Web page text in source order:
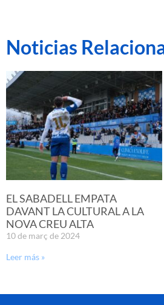
Noticias
EL SABADELL EMPATA
DAVANT LA CULTURAL A LA
NOVA CREU ALTA
10 de març de 2024
Leer más »